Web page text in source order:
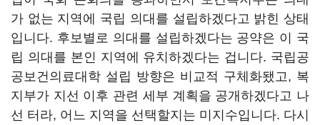
가 없는 지역에 국립 의대를 설립하겠다고 밝힌 상태
입니다. 후보별로 의대를 설립하겠다는 공약은 이 국
립 의대를 본인 지역에 유치하겠다는 겁니다. 국립공
공보건의료대학 설립 방향은 비교적 구체화됐고, 복
지부가 지선 이후 관련 세부 계획을 공개하겠다고 나
선 터라, 어느 지역을 선택할지는 미지수입니다. 다시